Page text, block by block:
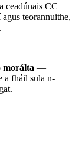
ceadúnais CC
teorannuithe,
morálta —
a fháil sula n-